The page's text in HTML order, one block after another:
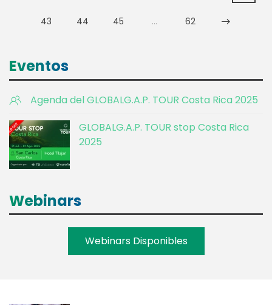
43 44 45 … 62
Eventos
Agenda del GLOBALG.A.P. TOUR Costa Rica 2025
GLOBALG.A.P. TOUR stop Costa Rica
2025
Webinars
Webinars Disponibles